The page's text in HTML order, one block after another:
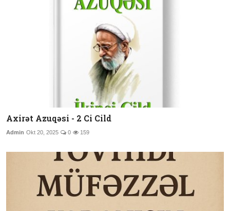
Axirət Azuqəsi - 2 Ci Cild
Admin Okt 20, 2025 0 159